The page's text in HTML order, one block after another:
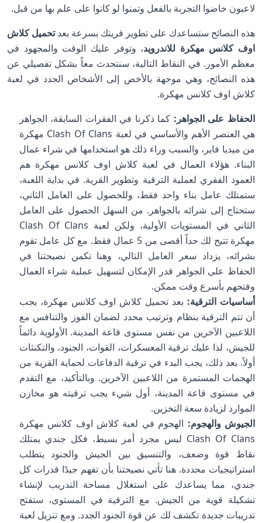
لاعبون خاضوا التجربة بالفعل وتمنوا لو كانوا على علم بها من قبل.
هذه النصائح ستساعدك على تطوير قريتك بسرعة بعدتحميل كلاش
اوف كلانس مهكرة للاندرويد، وتوفر عليك الوقت والمجهود في
معظم الأمور. في النقاط التالية، سنتحدث معاً بشكل تفصيلي عن
هذه النصائح، وهي موجهة بالأخص إلى الأشخاص الجدد في لعبة
كلاش اوف كلانس مهكرة.
الحفاظ على الجواهر: كما ذكرنا في الفقرات السابقة، الجواهر
هي العنصر الأهم والأساسي في لعبة Clash Of Clans مهكرة
من ميديا فاير، والسبب وراء ذلك هو استخدامها في شراء عمال
البناء. هؤلاء العمال في لعبة كلاش اوف كلانس مهكرة هم
العمود الفقري لعملية الترقية وتطوير القرية. في بداية اللعبة،
ستمتلك عامل بناء واحد فقط، وللحصول على العامل الثاني،
ستحتاج إلى شرائه بالجواهر. من السهل الحصول على العامل
الثاني في المستويات الأولية، ولكن لعبة Clash Of Clans
مهكرة تتيح لك حداً أقصى من 5 عمال فقط. مع كل عامل تقوم
بشرائه، يزداد سعر العامل التالي، وهنا تكمن نصيحتنا في
الحفاظ على الجواهر قدر الإمكان لتسهيل عملية شراء العمال
وفتحهم بأسرع وقت ممكن.
أساسيات الترقية: بعد تحميل كلاش اوف كلانس مهكرة، يجب
أن تتم الترقية بنظام وترتيب محدد لضمان الفوز والتنافس مع
اللاعبين الآخرين من نفس مستوى قاعة المدينة. الأولوية دائماً
للجيش، لذا عليك ترقية المعسكرات، القوات، الجنود، والتكنثات
أولاً. بعد ذلك، يجب البدء في ترقية الدفاعات لحماية القرية من
الهجمات المستمرة من اللاعبين الآخرين. وبالتأكيد، مع التقدم
في مستوى قاعة المدينة، أول شيء يجب ترقيته هو مخازن
الموارد لزيادة سعة التخزين.
الجيوش والهجوم: الهجوم في لعبة كلاش اوف كلانس مهكرة
Clash Of Clans ليس مجرد أمر بسيط، فكل جندي يمتلك
نقاط قوة وضعف، والتنسيق بين الجيش والجنود يتطلب
استراتيجيات محددة. هنا تأتي نصيحتنا بأن تفهم جيدًا قدرات كل
جندي، مما يساعدك على استغلال مساحة التدريب لإنشاء
تشكيلة قوية من الجيش. مع الترقية في المستوى، ستفتح
تدريبات جديدة تكشف لك عن قوة الجنود الجدد. ومع تنزيل لعبة